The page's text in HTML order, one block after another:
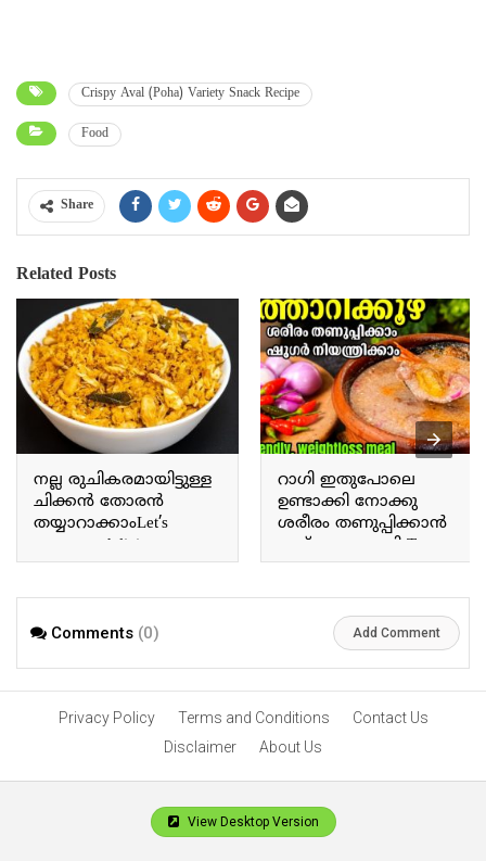
Crispy Aval (Poha) Variety Snack Recipe
Food
Share
Related Posts
നല്ല രുചികരമായിട്ടുള്ള
ചിക്കൻ തോരൻ
തയ്യാറാക്കാംLet’s
prepare a delicious
chicken thoran.
റാഗി ഇതുപോലെ
ഉണ്ടാക്കി നോക്കു
ശരീരം തണുപ്പിക്കാൻ
ഇത് മാത്രം മതി Try
making ragi this way; this
Comments (0) Add Comment
Privacy Policy Terms and Conditions
Contact Us
Disclaimer
About Us
View Desktop Version